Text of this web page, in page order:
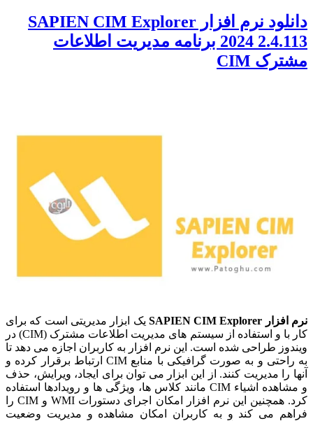
دانلود نرم افزار SAPIEN CIM Explorer
2024 2.4.113 برنامه مدیریت اطلاعات
مشترک CIM
نرم افزار SAPIEN CIM Explorer
یک ابزار مدیریتی است که برای
کار با و استفاده از سیستم های مدیریت اطلاعات مشترک (CIM) در
ویندوز طراحی شده است. این نرم افزار به کاربران اجازه می دهد تا
به راحتی و به صورت گرافیکی با منابع CIM ارتباط برقرار کرده و
آنها را مدیریت کنند. از این ابزار می توان برای ایجاد، ویرایش، حذف
و مشاهده اشیاء CIM مانند کلاس ها، ویژگی ها و رویدادها استفاده
کرد. همچنین این نرم افزار امکان اجرای دستورات WMI و CIM را
فراهم می کند و به کاربران امکان مشاهده و مدیریت وضعیت